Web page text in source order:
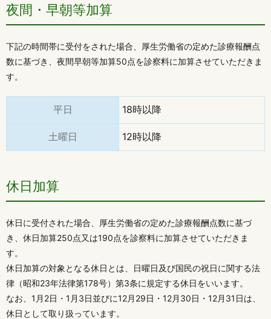
夜間・早朝等加算
下記の時間帯に受付をされた場合、厚生労働省の定めた診療報酬点
数に基づき、夜間早朝等加算50点を診察料に加算させていただきま
す。
平日 18時以降
土曜日 12時以降
休日加算
休日に受付された場合、厚生労働省の定めた診療報酬点数に基づ
き、休日加算250点又は190点を診察料に加算させていただきま
す。
休日加算の対象となる休日とは、日曜日及び国民の祝日に関する法
律（昭和23年法律第178号）第3条に規定する休日をいいます。
なお、1月2日・1月3日並びに12月29日・12月30日・12月31日は、
休日として取り扱っています。